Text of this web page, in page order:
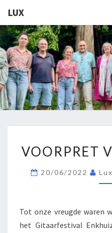
LUX
VOORPRET
20/06/2022
Tot onze vreugde waren
het Gitaarfestival